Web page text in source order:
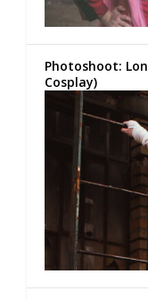
Photoshoot:
Cosplay)